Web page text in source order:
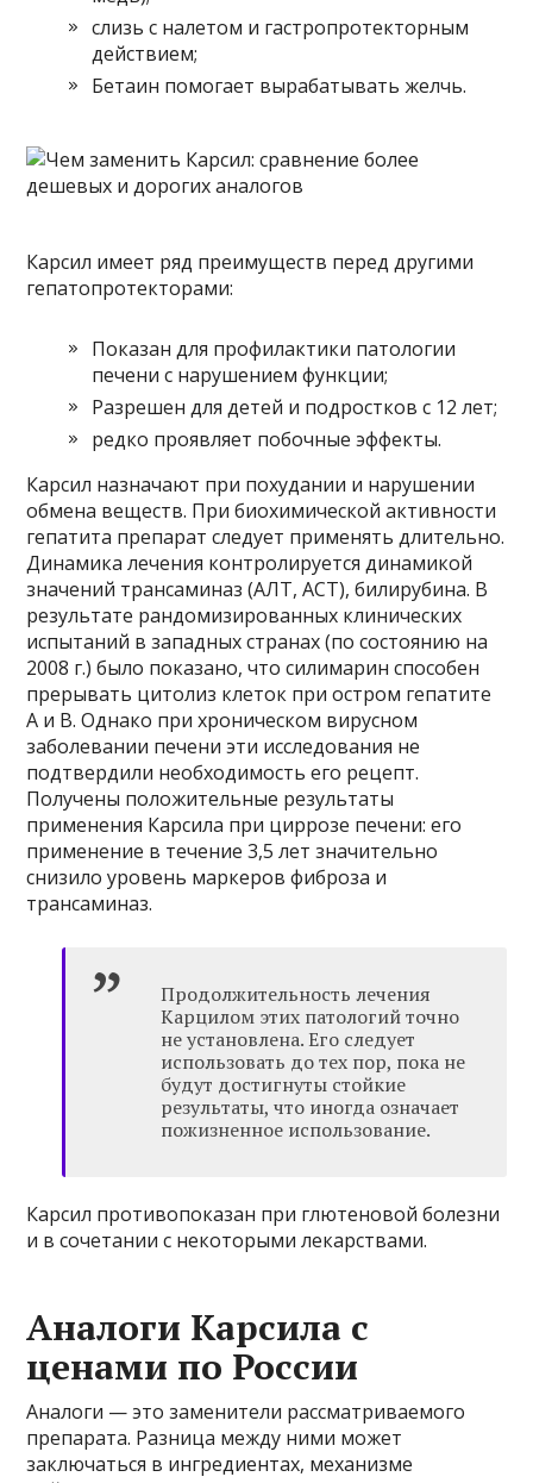
слизь с налетом и гастропротекторным
действием;
Бетаин помогает вырабатывать желчь.
Карсил имеет ряд преимуществ перед другими
гепатопротекторами:
Показан для профилактики патологии
печени с нарушением функции;
Разрешен для детей и подростков с 12 лет;
редко проявляет побочные эффекты.
Карсил назначают при похудании и нарушении
обмена веществ. При биохимической активности
гепатита препарат следует применять длительно.
Динамика лечения контролируется динамикой
значений трансаминаз (АЛТ, АСТ), билирубина. В
результате рандомизированных клинических
испытаний в западных странах (по состоянию на
2008 г.) было показано, что силимарин способен
прерывать цитолиз клеток при остром гепатите
A и B. Однако при хроническом вирусном
заболевании печени эти исследования не
подтвердили необходимость его рецепт.
Получены положительные результаты
применения Карсила при циррозе печени: его
применение в течение 3,5 лет значительно
снизило уровень маркеров фиброза и
трансаминаз.
Продолжительность лечения
Карцилом этих патологий точно
не установлена. Его следует
использовать до тех пор, пока не
будут достигнуты стойкие
результаты, что иногда означает
пожизненное использование.
Карсил противопоказан при глютеновой болезни
и в сочетании с некоторыми лекарствами.
Аналоги Карсила с
ценами по России
Аналоги — это заменители рассматриваемого
препарата. Разница между ними может
заключаться в ингредиентах, механизме